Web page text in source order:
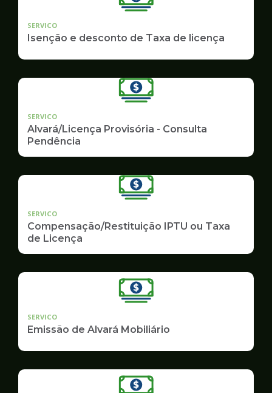
SERVICO
Isenção e desconto de Taxa de licença
SERVICO
Alvará/Licença Provisória - Consulta
Pendência
SERVICO
Compensação/Restituição IPTU ou Taxa
de Licença
SERVICO
Emissão de Alvará Mobiliário